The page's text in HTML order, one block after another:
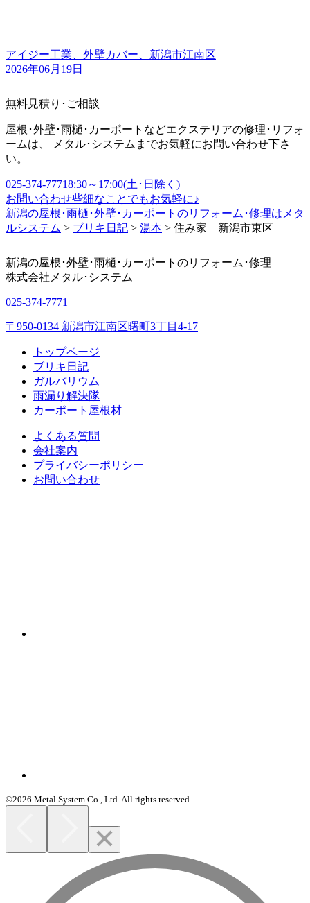
アイジー工業、外壁カバー、新潟市江南区
2026年06月19日
無料見積り･ご相談
屋根･外壁･雨樋･カーポートなどエクステリアの修理･リフォ
ームは、 メタル･システムまでお気軽にお問い合わせ下さ
い。
025-374-77718:30～17:00(土･日除く)
お問い合わせ些細なことでもお気軽に♪
新潟の屋根･雨樋･外壁･カーポートのリフォーム･修理はメタ
ルシステム > ブリキ日記 > 湯本 > 住み家 新潟市東区
新潟の屋根･外壁･雨樋･カーポートのリフォーム･修理
株式会社 メタル･システム
025-374-7771
〒950-0134 新潟市江南区曙町3丁目4-17
トップページ
ブリキ日記
ガルバリウム
雨漏り解決隊
カーポート屋根材
よくある質問
会社案内
プライバシーポリシー
お問い合わせ
©2026 Metal System Co., Ltd. All rights reserved.